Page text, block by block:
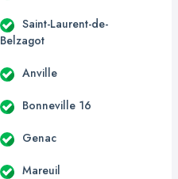
Saint-Laurent-de-
Belzagot
Anville
Bonneville 16
Genac
Mareuil